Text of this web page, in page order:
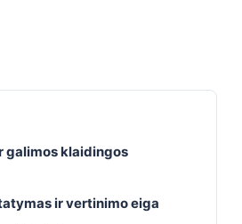
galimos klaidingos
ir vertinimo eiga